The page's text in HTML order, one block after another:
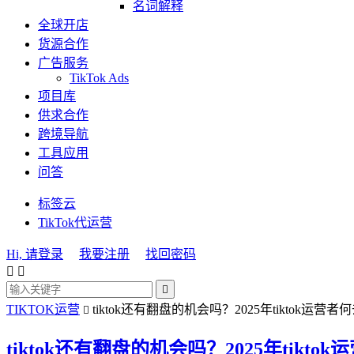
名词解释
全球开店
货源合作
广告服务
TikTok Ads
项目库
供求合作
跨境导航
工具应用
问答
标签云
TikTok代运营
Hi, 请登录 我要注册
找回密码
 

TIKTOK运营  tiktok还有翻盘的机会吗？2025年tiktok运营者何
tiktok还有翻盘的机会吗？2025年tiktok